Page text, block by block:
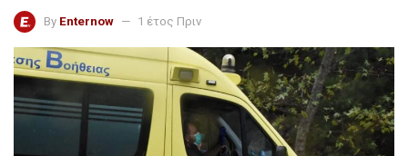
By Enternow 1 έτος Πριν